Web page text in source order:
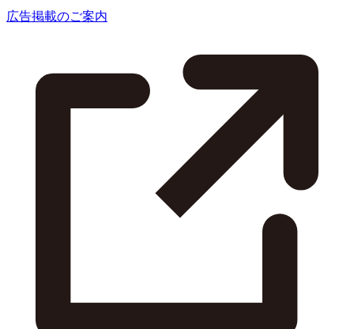
広告掲載のご案内